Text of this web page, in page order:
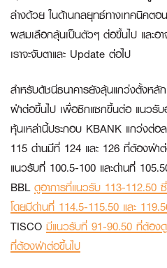
ล่างด้วย ในด้านกลยุทธ์ทางเทคนิคต
ผสมเลือกลุ้นเป็นตัวๆ ต่อขึ้นไป แล
เราจะจับตาและ Update ต่อไป
สำหรับดัชนีธนาคารยังลุ้นแกว่งตั้งห
ฝ่าต่อขึ้นไป เพื่อซิกแซกขึ้นต่อ แนวรั
หุ้นเหล่านี้ประกอบ KBANK แกว่งต่อ
115 ด่านมีที่ 124 และ 126 ที่ต้องฝ่า
แนวรับที่ 100.5-100 และด่านที่
BBL ดูอาการที่แนวรับ 113-112.50
โดยมีด่านที่ 114.5-115.50 และ
TISCO มีแนวรับที่ 91-90.50 ที่ต้อง
ที่ต้องฝ่าต่อขึ้นไป